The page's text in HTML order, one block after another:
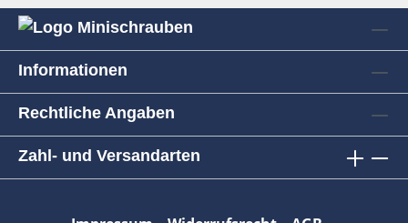
Informationen
Rechtliche Angaben
Zahl- und Versandarten